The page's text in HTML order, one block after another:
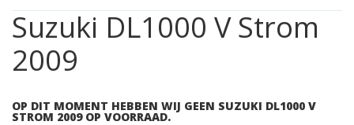
Suzuki DL1000 V Strom
2009
OP DIT MOMENT HEBBEN WIJ GEEN SUZUKI DL1000 V
STROM 2009 OP VOORRAAD.